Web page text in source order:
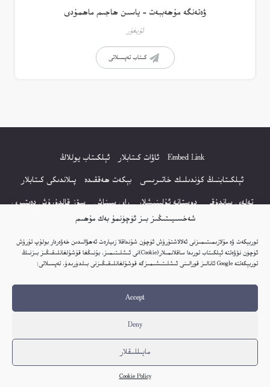
شەخسىيىتىڭىز بىز ئۈچۈنمۇ بەك مۇھىم
توربېكەت ۋە مۇلازىمىتىمىزنى ئەلالاشتۇرۇش ئۈچۈن شۇنداقلا زىيارەت ئەھۋالىدىن خەۋەردار بولۇپ تۇرۇش
ئۈچۈن نۆۋەتتە ئېلكىتاب تورىدا ساقلانمىلار(Cookie)نى ئىشلىتىمىز. بۇنىڭغا قۇشۇلغانلىقىڭىز بىزنىڭ
توربېكەتتە Google ئانالىز قورالىنى ئىشلىتىشىمىزگە قوشۇلغانلىقىڭىزنى بىلدۈرىدۇ. تەپسىلاتى:
Accept
Deny
مايىللىقلار
Cookie Policy
ۋەتەنگە مۇھەببەت – ياسىن ھاجىم ماھمۇدى
ئۇيغۇر
كىتاب تەپسىلاتى
Embed Link ئاۋات كىتابلار
ئېلكىتاب يوللاڭ
ئېلكىتابنىڭ كۈندىلىك خاتىرىسى
بېكەت ھەققىدە
پىلاندىكى كىتابلار
تەلەي ساندۇقى
دوستانە ئۇلىنىشلار راي سىناش
سۆز قالدۇرۇش دەپتىرى
كۆپ سورالغان سۇئاللار
كىتاب تىزىملىكى
مەخپىيەتلىك باياناتى
نەشىر ھوقۇقى باياناتى
© 2017-2026 تور بېكەتنىڭ بارلىق ھوقۇقى ئېلكىتاب تورى غا مەنسۇپ.
ھەر كۈنى يېڭى كىتابلار قوشۇلىۋاتىدۇ...